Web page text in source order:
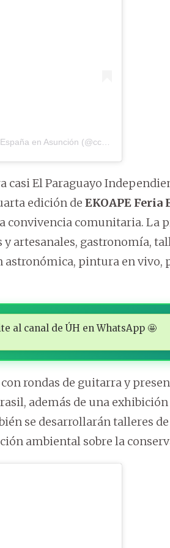
casi El Paraguayo
edición de EKOAPE Feria
convivencia comunitaria. La
artesanales, gastronomía,
pintura en vivo,
al canal de ÚH en WhatsApp 🤩
rondas de guitarra y
además de una
se desarrollarán talleres
ambiental sobre la